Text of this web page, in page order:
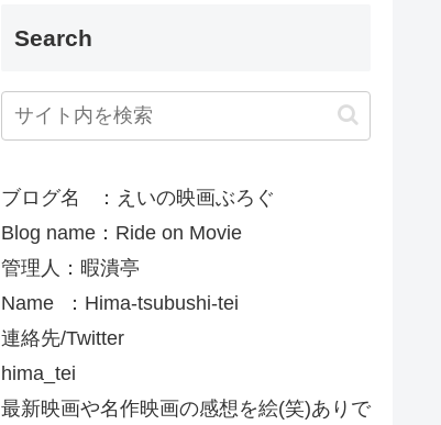
Search
ブログ名 ：えいの映画ぶろぐ
Blog name：Ride on Movie
管理人：暇潰亭
Name ：Hima-tsubushi-tei
連絡先/Twitter
hima_tei
最新映画や名作映画の感想を絵(笑)ありで